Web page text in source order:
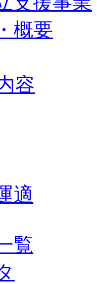
概要
容
適
覧